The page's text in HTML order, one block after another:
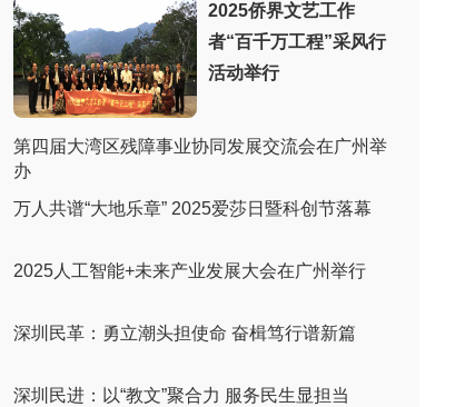
2025侨界文艺工作
者“百千万工程”采风行
活动举行
第四届大湾区残障事业协同发展交流会在广州举
办
万人共谱“大地乐章” 2025爱莎日暨科创节落幕
2025人工智能+未来产业发展大会在广州举行
深圳民革：勇立潮头担使命 奋楫笃行谱新篇
深圳民进：以“教文”聚合力 服务民生显担当